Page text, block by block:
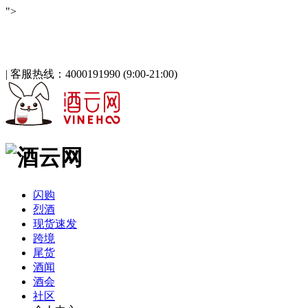
">
| 客服热线：4000191990 (9:00-21:00)
闪购
烈酒
现货速发
跨境
尾货
酒闻
酒会
社区